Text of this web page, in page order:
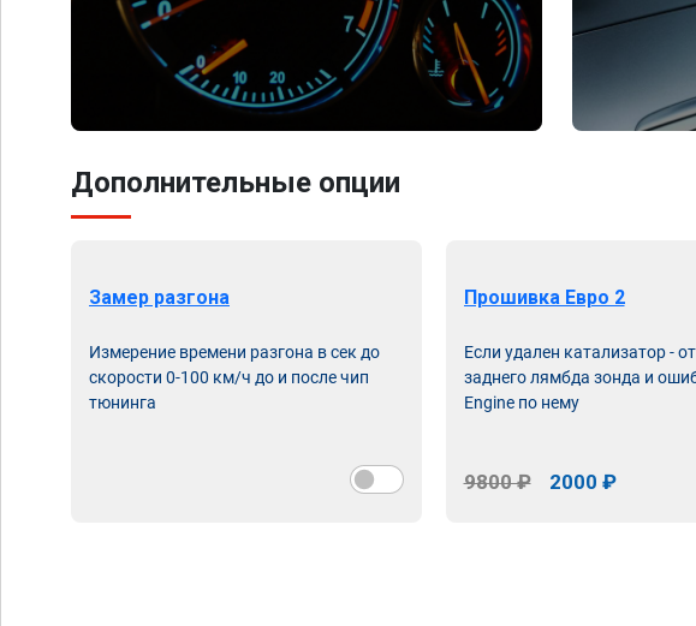
Дополнительные опции
Замер разгона
Измерение времени разгона в сек до
скорости 0-100 км/ч до и после чип
тюнинга
Прошивка Евро 2
Если удален катализатор -
заднего лямбда зонда и
Engine по нему
9800 ₽ 2000 ₽